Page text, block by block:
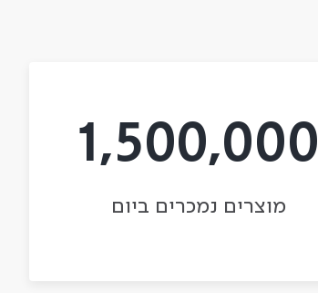
1,500,000
מוצרים נמכרים ביום